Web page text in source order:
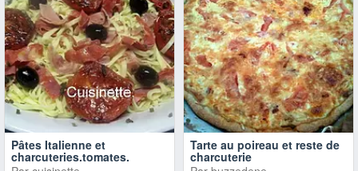
Pâtes Italienne et
charcuteries.tomates.
Tarte au poireau et reste de
charcuterie